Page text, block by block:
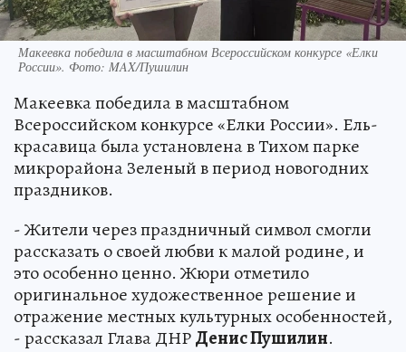
Макеевка победила в масштабном Всероссийском конкурсе «Елки
России». Фото: MAX/Пушилин
Макеевка победила в масштабном
Всероссийском конкурсе «Елки России». Ель-
красавица была установлена в Тихом парке
микрорайона Зеленый в период новогодних
праздников.
- Жители через праздничный символ смогли
рассказать о своей любви к малой родине, и
это особенно ценно. Жюри отметило
оригинальное художественное решение и
отражение местных культурных особенностей,
- рассказал Глава ДНРДенис Пушилин.